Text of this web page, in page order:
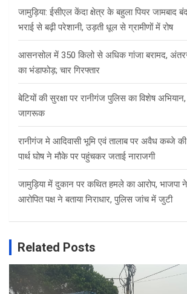
जामुड़िया: ईसीएल केंदा क्षेत्र के बहुला पियर जामबाद
भराई से बढ़ी परेशानी, उड़ती धूल से ग्रामीणों में रोष
आसनसोल में 350 किलो से अधिक गांजा बरामद,
का भंडाफोड़; चार गिरफ्तार
बेटियों की सुरक्षा पर रानीगंज पुलिस का विशेष
जागरूक
रानीगंज मे आदिवासी भूमि एवं तालाब पर अवैध कब्जे
पार्थ घोष ने मौके पर पहुंचकर जताई नाराजगी
जामुड़िया में दुकान पर कथित हमले का आरोप, भाजपा
आरोपित पक्ष ने बताया निराधार, पुलिस जांच में जुटी
Related Posts